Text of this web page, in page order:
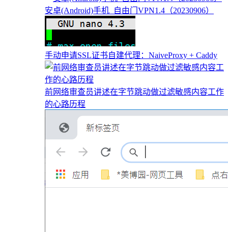
安卓(Android)手机_自由门VPN1.4（20230906）
手动申请SSL证书自建代理：NaiveProxy + Caddy
前网络审查员讲述在字节跳动做过滤敏感内容工作
的心路历程